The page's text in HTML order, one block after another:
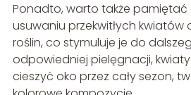
Ponadto, warto także pamiętać
usuwaniu przekwitłych kwiatów
roślin, co stymuluje je do
odpowiedniej pielęgnacji,
cieszyć oko przez cały sezon,